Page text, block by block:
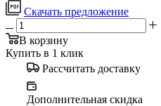
Скачать предложение
В корзину
Купить в 1 клик
Рассчитать доставку
Дополнительная скидка